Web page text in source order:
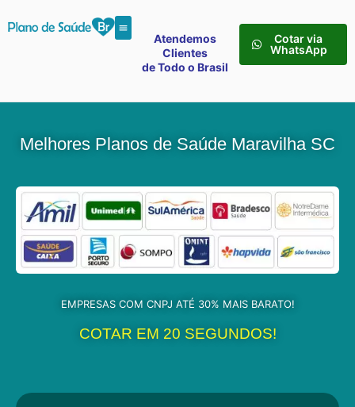
Atendemos
Clientes
de Todo o Brasil
Cotar via
WhatsApp
Melhores Planos de Saúde Maravilha SC
EMPRESAS COM CNPJ ATÉ 30% MAIS BARATO!
COTAR EM 20 SEGUNDOS!